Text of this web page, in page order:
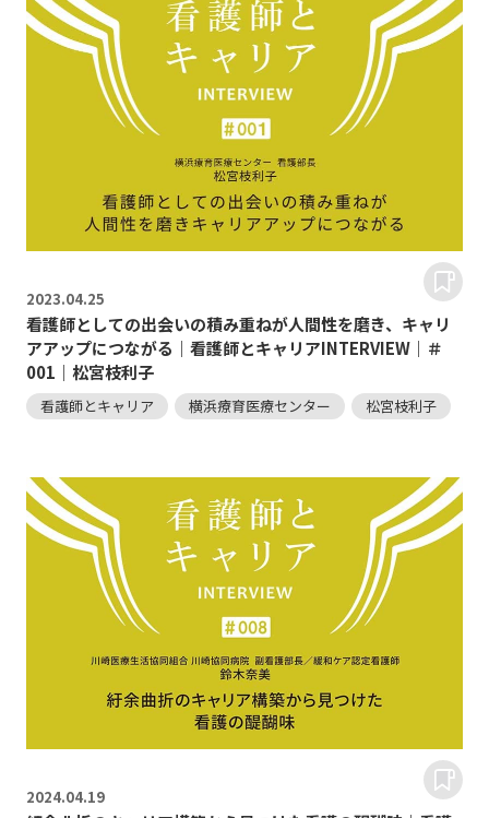
2023.04.25
看護師としての出会いの積み重ねが人間性を磨き、キャリ
アアップにつながる｜看護師とキャリアINTERVIEW｜＃
001｜松宮枝利子
看護師とキャリア 横浜療育医療センター 松宮枝利子
2024.04.19